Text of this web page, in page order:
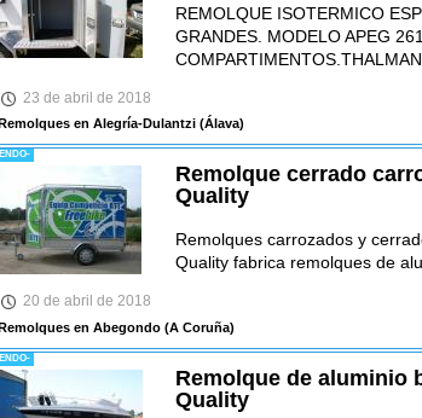
REMOLQUE ISOTERMICO
GRANDES. MODELO APEG
23 de abril de 2018
Remolques en Alegría-Dulantzi(Álava)
Remolque cerrado
Quality
Remolques carrozados y
Quality fabrica remolques de
20 de abril de 2018
en Abegondo(A Coruña)
Remolque de aluminio
Quality